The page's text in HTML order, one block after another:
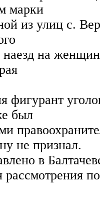
марки
из улиц с.
на
фигурант
был
не признал.
в
по